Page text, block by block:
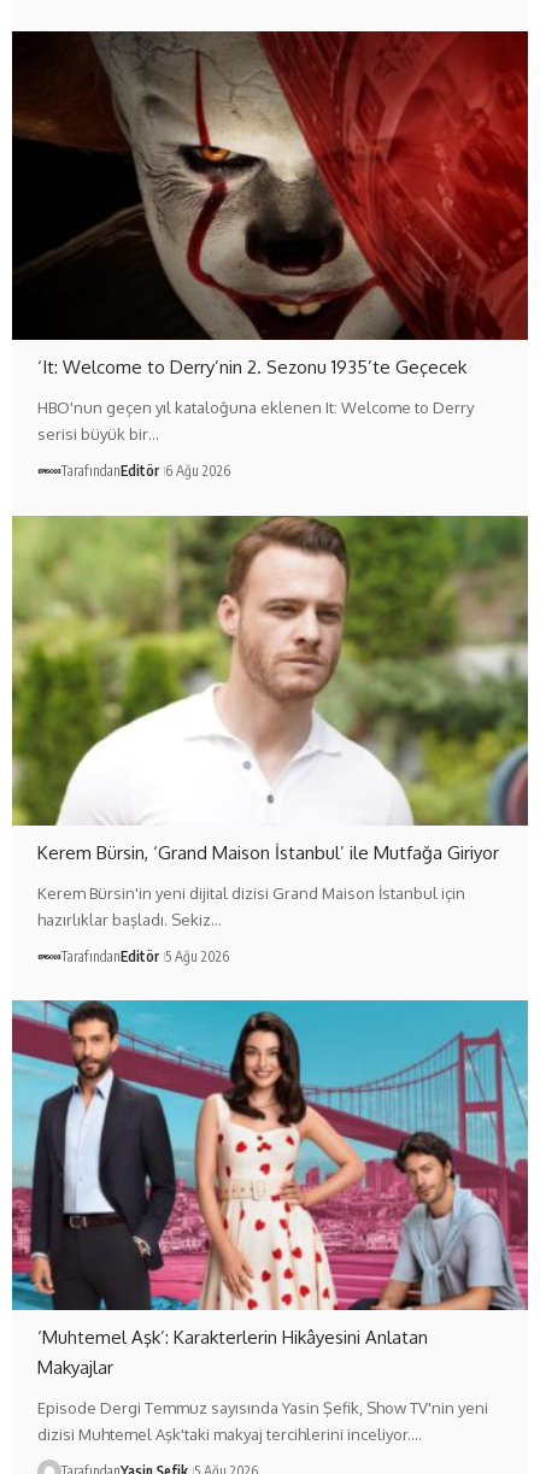
‘It: Welcome to Derry’nin 2. Sezonu 1935’te Geçecek
HBO'nun geçen yıl kataloğuna eklenen It: Welcome to Derry
serisi büyük bir…
TarafındanEditör 6 Ağu 2026
Kerem Bürsin, ‘Grand Maison İstanbul’ ile Mutfağa Giriyor
Kerem Bürsin'in yeni dijital dizisi Grand Maison İstanbul için
hazırlıklar başladı. Sekiz…
TarafındanEditör 5 Ağu 2026
‘Muhtemel Aşk’: Karakterlerin Hikâyesini Anlatan
Makyajlar
Episode Dergi Temmuz sayısında Yasin Şefik, Show TV'nin yeni
dizisi Muhtemel Aşk'taki makyaj tercihlerini inceliyor.…